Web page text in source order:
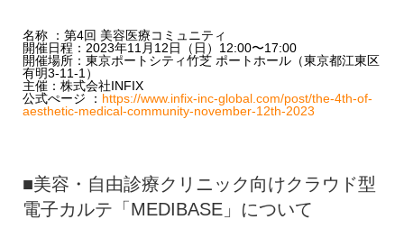
名称 ：第4回 美容医療コミュニティ
開催日程：2023年11月12日（日）12:00〜17:00
開催場所：東京ポートシティ竹芝 ポートホール（東京都江東区
有明3-11-1）
主催：株式会社INFIX
公式ぺージ ： https://www.infix-inc-global.com/post/the-4th-of-
aesthetic-medical-community-november-12th-2023
■美容・自由診療クリニック向けクラウド型
電子カルテ「MEDIBASE」について